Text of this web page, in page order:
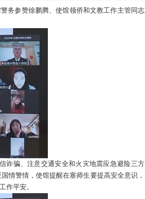
务参赞徐鹏腾、使馆领侨和文教工作主管同志
诈骗、注意交通安全和火灾地震应急避险三方
情警情，使馆提醒在塞师生要提高安全意识，
作平安。